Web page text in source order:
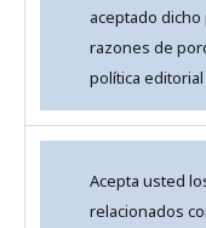
aceptado
razones de
política
Acepta usted
relacionados